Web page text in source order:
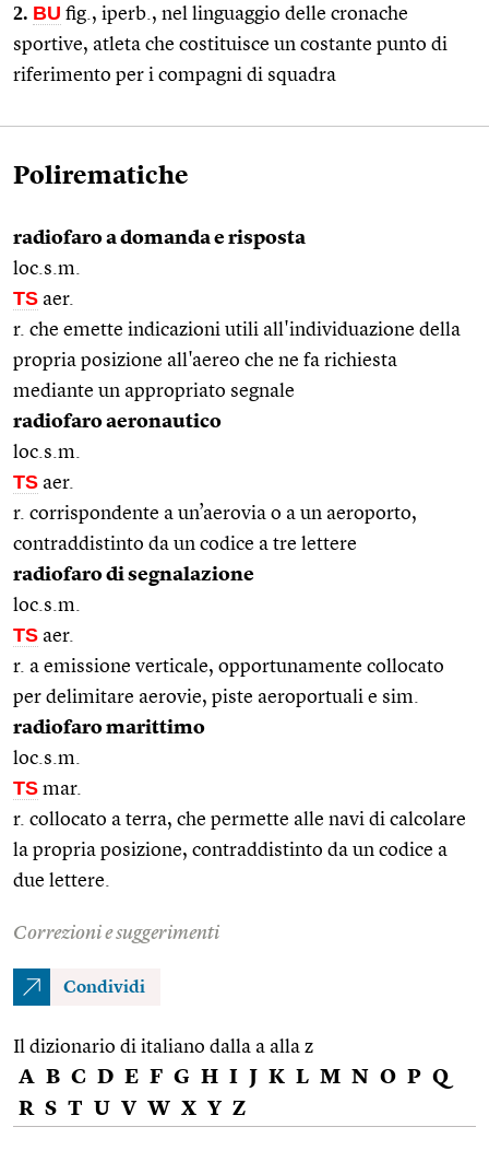
2. BU fig., iperb., nel linguaggio delle cronache
sportive, atleta che costituisce un costante punto di
riferimento per i compagni di squadra
Polirematiche
radiofaro a domanda e risposta
loc.s.m.
TS aer.
r. che emette indicazioni utili all'individuazione della
propria posizione all'aereo che ne fa richiesta
mediante un appropriato segnale
radiofaro aeronautico
loc.s.m.
TS aer.
r. corrispondente a un’aerovia o a un aeroporto,
contraddistinto da un codice a tre lettere
radiofaro di segnalazione
loc.s.m.
TS aer.
r. a emissione verticale, opportunamente collocato
per delimitare aerovie, piste aeroportuali e sim.
radiofaro marittimo
loc.s.m.
TS mar.
r. collocato a terra, che permette alle navi di calcolare
la propria posizione, contraddistinto da un codice a
due lettere.
Correzioni e suggerimenti
Condividi
Il dizionario di italiano dalla a alla z
A B C D E F G H I J K L M N O P Q
R S T U V W X Y Z